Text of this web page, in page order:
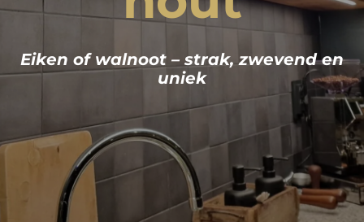
Eiken of walnoot – strak, zwevend en
uniek